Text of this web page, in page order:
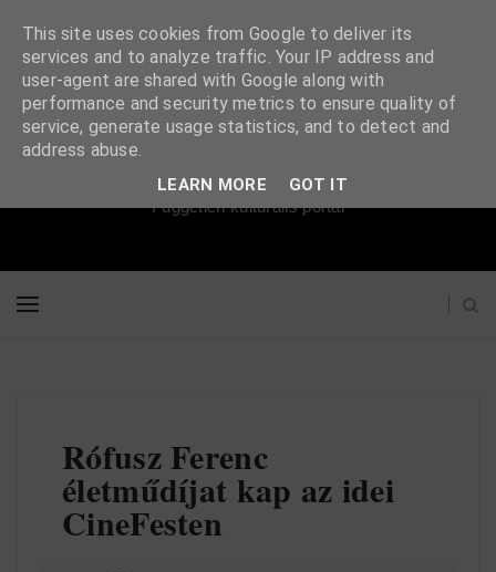
Súgópéldány
Független kulturális portál
Rófusz Ferenc
életműdíjat kap az idei
CineFesten
This site uses cookies from Google to deliver its
services and to analyze traffic. Your IP address and
user-agent are shared with Google along with
performance and security metrics to ensure quality of
service, generate usage statistics, and to detect and
address abuse.
LEARN MORE GOT IT